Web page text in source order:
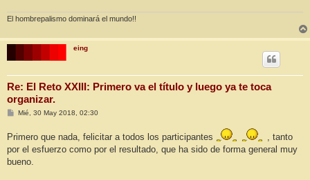
El hombrepalismo dominará el mundo!!
eing
Re: El Reto XXIII: Primero va el título y luego ya te toca
organizar.
M
s
j
e
Mié, 30 May 2018, 02:30
Primero que nada, felicitar a todos los participantes
, tanto
por el esfuerzo como por el resultado, que ha sido de forma general muy
bueno.